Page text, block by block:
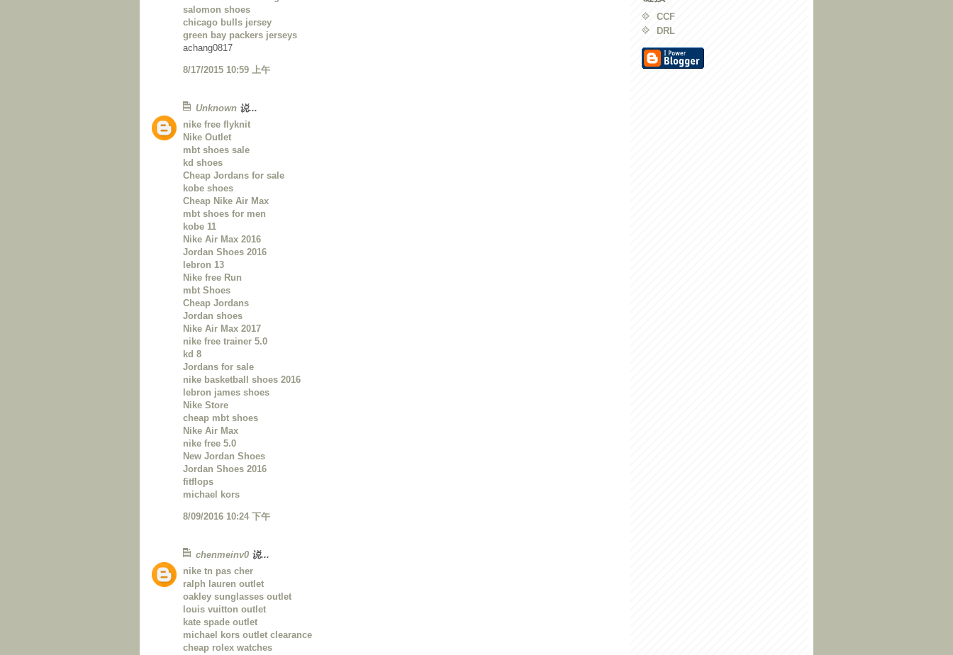
salomon shoes
chicago bulls jersey
green bay packers jerseys
achang0817
8/17/2015 10:59 上午
Unknown 说...
nike free flyknit
Nike Outlet
mbt shoes sale
kd shoes
Cheap Jordans for sale
kobe shoes
Cheap Nike Air Max
mbt shoes for men
kobe 11
Nike Air Max 2016
Jordan Shoes 2016
lebron 13
Nike free Run
mbt Shoes
Cheap Jordans
Jordan shoes
Nike Air Max 2017
nike free trainer 5.0
kd 8
Jordans for sale
nike basketball shoes 2016
lebron james shoes
Nike Store
cheap mbt shoes
Nike Air Max
nike free 5.0
New Jordan Shoes
Jordan Shoes 2016
fitflops
michael kors
8/09/2016 10:24 下午
chenmeinv0 说...
nike tn pas cher
ralph lauren outlet
oakley sunglasses outlet
louis vuitton outlet
kate spade outlet
michael kors outlet clearance
cheap rolex watches
CCF
DRL